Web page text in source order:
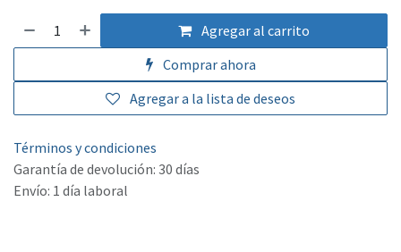
Agregar al carrito
Comprar ahora
Agregar a la lista de deseos
Términos y condiciones
Garantía de devolución: 30 días
Envío: 1 día laboral